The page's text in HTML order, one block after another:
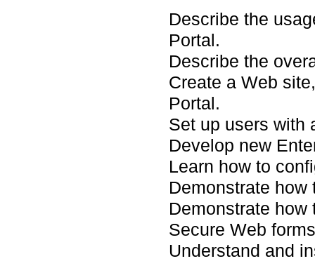
Describe the
Portal.
Describe the
Create a Web
Portal.
Set up users with
Develop new
Learn how to
Demonstrate
Demonstrate
Secure Web
Understand and